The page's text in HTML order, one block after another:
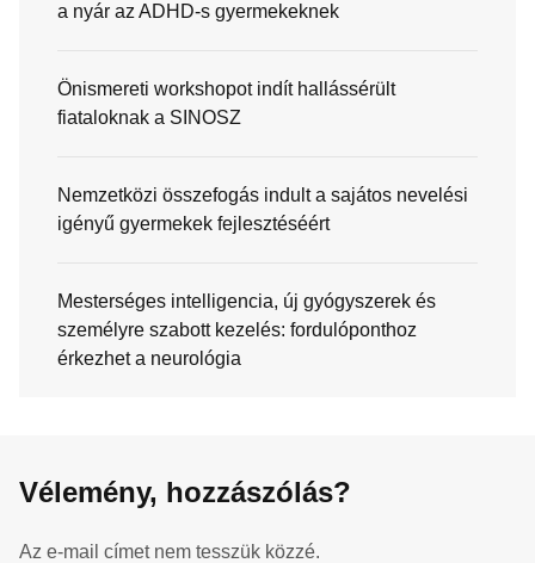
a nyár az ADHD-s gyermekeknek
Önismereti workshopot indít hallássérült
fiataloknak a SINOSZ
Nemzetközi összefogás indult a sajátos nevelési
igényű gyermekek fejlesztéséért
Mesterséges intelligencia, új gyógyszerek és
személyre szabott kezelés: fordulóponthoz
érkezhet a neurológia
Vélemény, hozzászólás?
Az e-mail címet nem tesszük közzé.